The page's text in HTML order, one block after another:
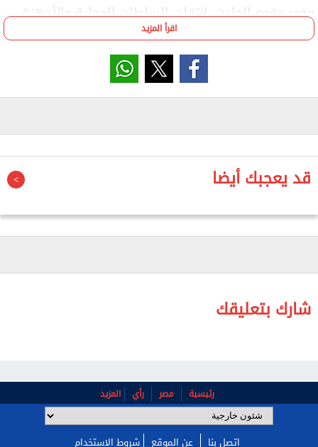
وفور وقوع الحادث، انتقلت السلطات المحلية والأجهزة
الأمنية وفرق الوقاية المدنية إلى موقع الانهيار، حيث
باشرت عمليات البحث والإنقاذ، إلى جانب تأمين محيط
البناية وإجلاء سكان المنازل المجاورة، تحسبًا لحدوث
انهيارات إضافية قد تهدد سلامتهم.
ونُقل المصابون إلى المركز الطبي الجامعي بمدينة فاس
عن أشخاص يُرجح أنهم ما زالوا محاصرين.
تحقيقًا للوقوف على ملابسات الحادث وأسبابه، وذلك
حسبما نشرته إذاعة «هسبريس» المغربية.
اقرأ المزيد
قد يعجبك أيضا
شارك بتعليقك
رئيسية مصر رأي المزيد
اتصل بنا عن الموقع شروط الإستخدام